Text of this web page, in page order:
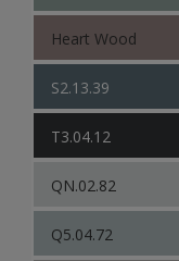
Heart Wood
S2.13.39
T3.04.12
QN.02.82
Q5.04.72